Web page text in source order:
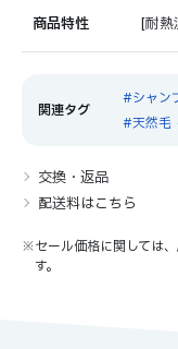
商品特性 [耐
シャン
天然毛
交換・返品
配送料はこちら
※セール価格に関しては
す。